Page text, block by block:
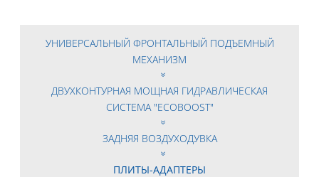
УНИВЕРСАЛЬНЫЙ ФРОНТАЛЬНЫЙ ПОДЪЕМНЫЙ
МЕХАНИЗМ
ДВУХКОНТУРНАЯ МОЩНАЯ ГИДРАВЛИЧЕСКАЯ
СИСТЕМА "ECOBOOST"
ЗАДНЯЯ ВОЗДУХОДУВКА
ПЛИТЫ-АДАПТЕРЫ